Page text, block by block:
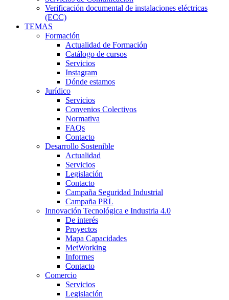
Verificación documental de instalaciones eléctricas
(ECC)
TEMAS
Formación
Actualidad de Formación
Catálogo de cursos
Servicios
Instagram
Dónde estamos
Jurídico
Servicios
Convenios Colectivos
Normativa
FAQs
Contacto
Desarrollo Sostenible
Actualidad
Servicios
Legislación
Contacto
Campaña Seguridad Industrial
Campaña PRL
Innovación Tecnológica e Industria 4.0
De interés
Proyectos
Mapa Capacidades
MetWorking
Informes
Contacto
Comercio
Servicios
Legislación